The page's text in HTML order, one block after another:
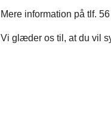
Mere information på tlf.
Vi glæder os til, at du vil